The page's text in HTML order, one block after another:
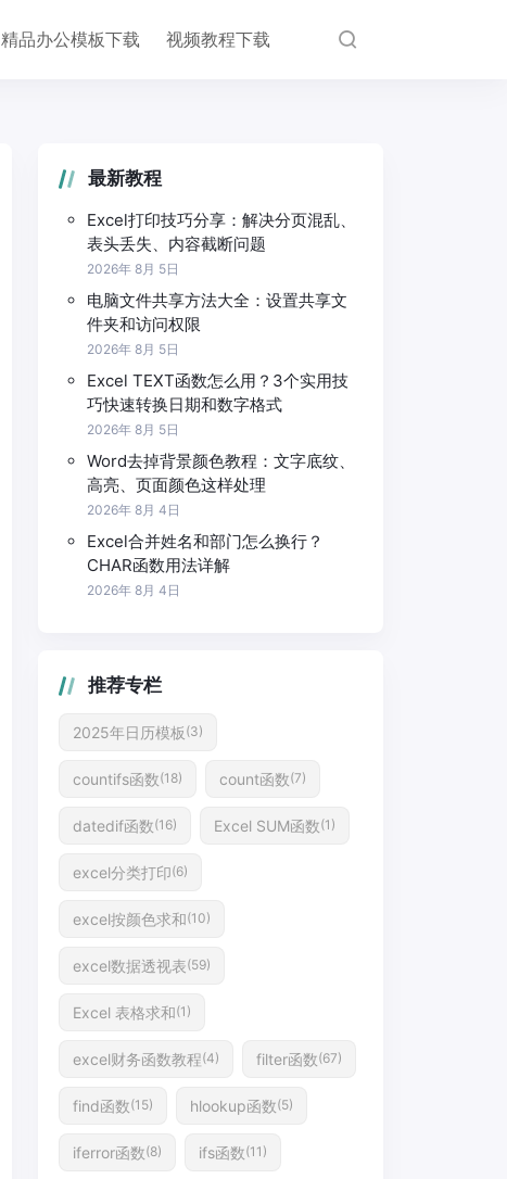
精品办公模板下载 视频教程下载
最新教程
Excel打印技巧分享：解决分页混乱、
表头丢失、内容截断问题
2026年 8月 5日
电脑文件共享方法大全：设置共享文
件夹和访问权限
2026年 8月 5日
Excel TEXT函数怎么用？3个实用技
巧快速转换日期和数字格式
2026年 8月 5日
Word去掉背景颜色教程：文字底纹、
高亮、页面颜色这样处理
2026年 8月 4日
Excel合并姓名和部门怎么换行？
CHAR函数用法详解
2026年 8月 4日
推荐专栏
2025年日历模板 (3)
countifs函数(18) count函数(7)
datedif函数(16) Excel SUM函数(1)
excel分类打印(6)
excel按颜色求和(10)
excel数据透视表(59)
Excel 表格求和(1)
excel财务函数教程(4) filter函数(67)
find函数(15) hlookup函数(5)
iferror函数(8) ifs函数(11)